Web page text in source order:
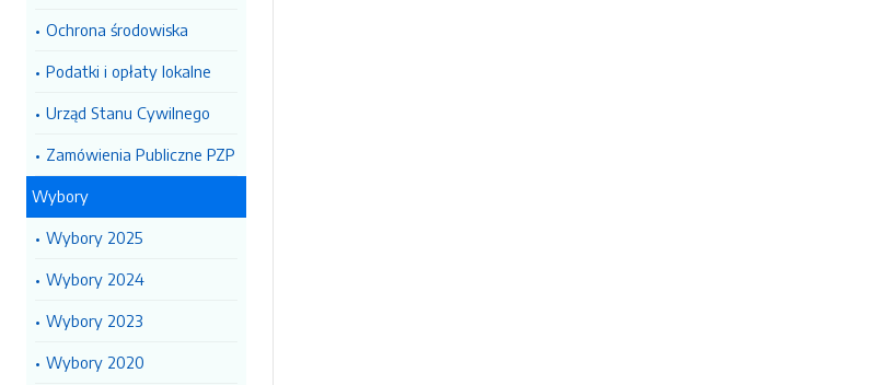
Ochrona środowiska
Podatki i opłaty lokalne
Urząd Stanu Cywilnego
Zamówienia Publiczne PZP
Wybory
Wybory 2025
Wybory 2024
Wybory 2023
Wybory 2020